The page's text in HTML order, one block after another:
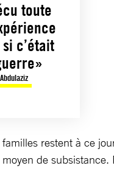
toute
c’était
restent à ce
de